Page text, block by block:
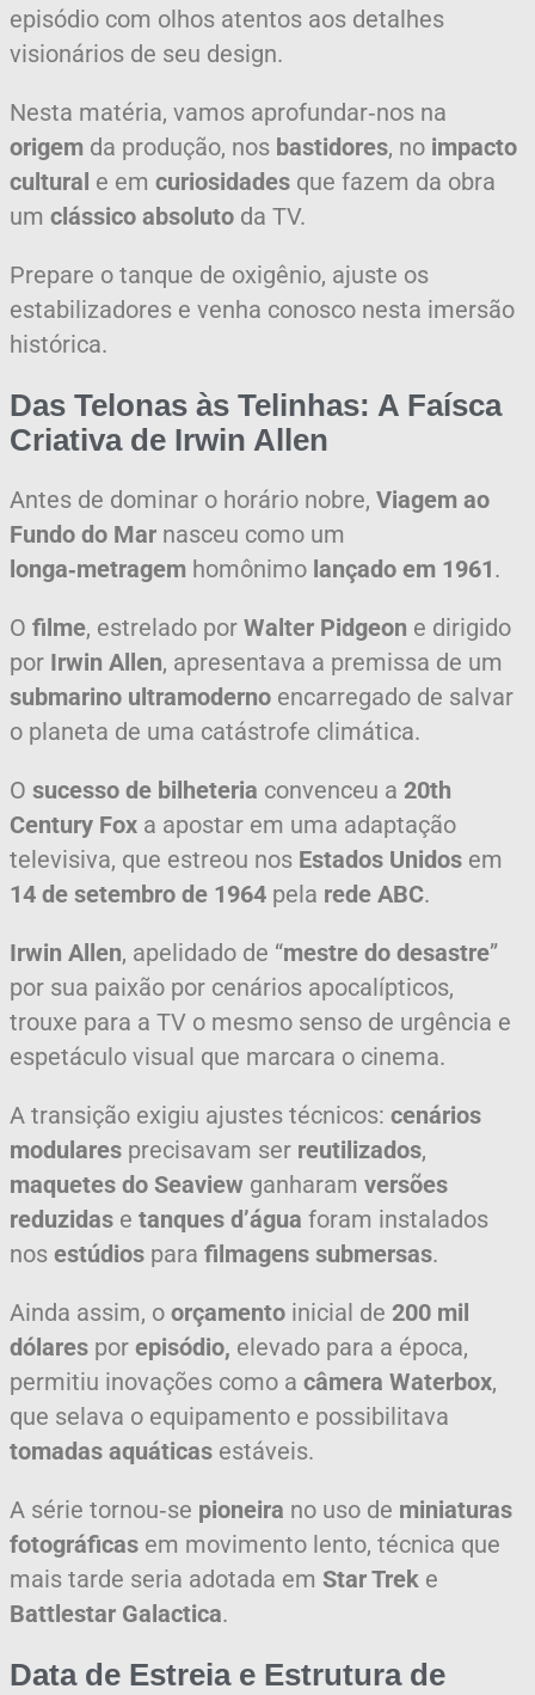
episódio com olhos atentos aos detalhes
visionários de seu design.
Nesta matéria, vamos aprofundar‑nos na
origem da produção, nos bastidores, no impacto
cultural e em curiosidades que fazem da obra
um clássico absoluto da TV.
Prepare o tanque de oxigênio, ajuste os
estabilizadores e venha conosco nesta imersão
histórica.
Das Telonas às Telinhas: A Faísca
Criativa de Irwin Allen
Antes de dominar o horário nobre, Viagem ao
Fundo do Mar nasceu como um
longa‑metragem homônimo lançado em 1961.
O filme, estrelado por Walter Pidgeon e dirigido
por Irwin Allen, apresentava a premissa de um
submarino ultramoderno encarregado de salvar
o planeta de uma catástrofe climática.
O sucesso de bilheteria convenceu a 20th
Century Fox a apostar em uma adaptação
televisiva, que estreou nos Estados Unidos em
14 de setembro de 1964 pela rede ABC.
Irwin Allen, apelidado de “mestre do desastre”
por sua paixão por cenários apocalípticos,
trouxe para a TV o mesmo senso de urgência e
espetáculo visual que marcara o cinema.
A transição exigiu ajustes técnicos: cenários
modulares precisavam ser reutilizados,
maquetes do Seaview ganharam versões
reduzidas e tanques d’água foram instalados
nos estúdios para filmagens submersas.
Ainda assim, o orçamento inicial de 200 mil
dólares por episódio, elevado para a época,
permitiu inovações como a câmera Waterbox,
que selava o equipamento e possibilitava
tomadas aquáticas estáveis.
A série tornou‑se pioneira no uso de miniaturas
fotográficas em movimento lento, técnica que
mais tarde seria adotada em Star Trek e
Battlestar Galactica.
Data de Estreia e Estrutura de